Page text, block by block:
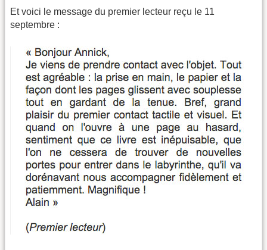
Et voici le message du premier lecteur reçu le 11
septembre :